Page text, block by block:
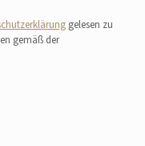
gelesen zu
gemäß der